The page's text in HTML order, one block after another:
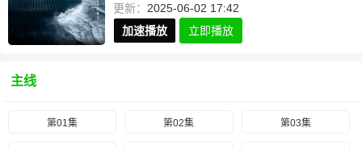
更新： 2025-06-02 17:42
加速播放
立即播放
主线
第01集 第02集 第03集